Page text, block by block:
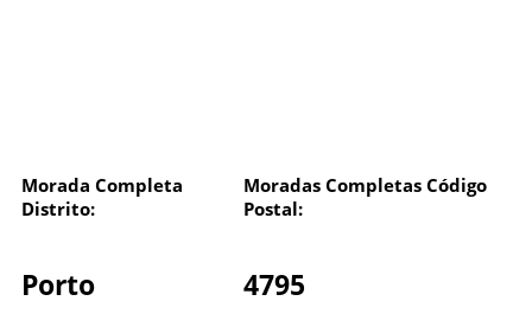
Morada Completa
Distrito:
Moradas Completas Código
Postal:
Porto 4795